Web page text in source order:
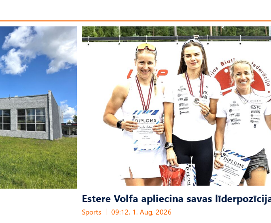
Estere Volfa apliecina savas
Sports 09:12, 1. Aug, 2026